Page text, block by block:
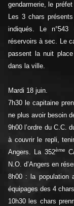
gendarmerie, le
Les 3 chars
indiqués. Le n°543
réservoirs à sec. Le
passent la nuit
dans la ville.
Mardi 18 juin.
7h30 le capitaine
ne plus avoir besoin
9h00 l’ordre du C.C.
à couvrir le repli,
Angers. La 352ème
N.O. d’Angers en
8h00 : la population
équipages des 4
10h30 les chars